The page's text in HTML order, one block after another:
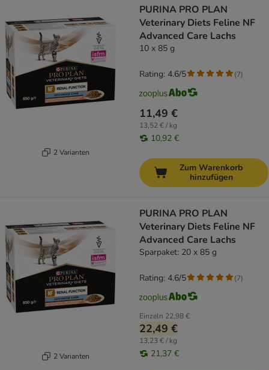
2 Varianten
PURINA PRO PLAN
Veterinary Diets Feline NF
Advanced Care Lachs
10 x 85 g
11,49 €
13,52 € / kg
10,92 €
Rating: 4.6/5 (7)
Zum Warenkorb
hinzufügen
2 Varianten
PURINA PRO PLAN
Veterinary Diets Feline NF
Advanced Care Lachs
Sparpaket: 20 x 85 g
Einzeln 22,98 €
22,49 €
13,23 € / kg
21,37 €
Rating: 4.6/5 (7)